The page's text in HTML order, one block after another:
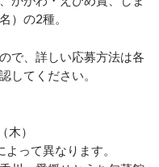
）の2種。
で、詳しい応募方法は各
してください。
）
って異なります。